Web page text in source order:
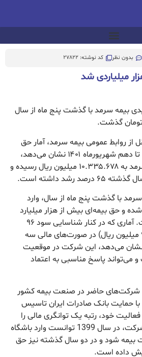
بدون نظر کد نوشته: 27822
میلیاردی شد
بیمه سرمد با گذشت پنج ماه از سال
از روابط عمومی بیمه سرمد، آمار حق
بیمه تولیدی این شرکت تا دهم شهریورماه ۱۴۰۱ نشان می‌دهد،
حق بیمه تولیدی بیمه سرمد به ۱۰.۳۳۵.۶۷۸ میلیون ریال رسیده و
رشد داشته است.
با گذشت پنج ماه از سال، وارد
شده و حق بیمه‌ای بیش از هزار میلیارد
تومان را تولید کرده است. آماری که در کنار شناسایی سود ۹۶
میلیارد تومانی (۹۶۸۲۹۳ میلیون ریال) در صورت‌های مالی سه
ابتدایی سال ۱۴۰۱ نشان می‌دهد، این شرکت در موقعیت
می‌تواند پاسخ مناسبی به اعتماد
شرکت‌های حاضر در صنعت بیمه کشور
داشت که در سال 1392 با حمایت بانک صادرات ایران تاسیس
خود، رتبه یک توانگری مالی را
کسب کرده است. این شرکت، در سال 1399 توانست وارد باشگاه
بیمه شود و در دو سال گذشته نیز حق
داده است.